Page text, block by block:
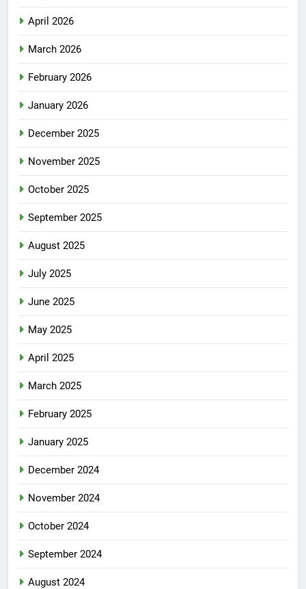
April 2026
March 2026
February 2026
January 2026
December 2025
November 2025
October 2025
September 2025
August 2025
July 2025
June 2025
May 2025
April 2025
March 2025
February 2025
January 2025
December 2024
November 2024
October 2024
September 2024
August 2024